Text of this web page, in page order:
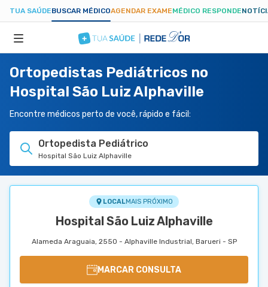
TUA SAÚDEBUSCAR MÉDICOAGENDAR EXAMEMÉDICO RESPONDE
ESPECIALIDADES
HOSPITAIS
TUASAUDE.COM
Ortopedistas Pediátricos no
Hospital São Luiz Alphaville
Encontre médicos perto de você, rápido e fácil:
Ortopedista Pediátrico
Hospital São Luiz Alphaville
LOCALMAIS PRÓXIMO
Hospital São Luiz Alphaville
Alameda Araguaia, 2550 - Alphaville Industrial, Barueri - SP
MARCAR CONSULTA